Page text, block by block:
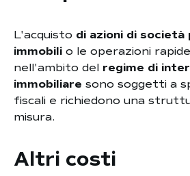
L'acquisto di azioni di
immobili o le operazioni
nell'ambito del regime di
immobiliare sono soggetti a
fiscali e richiedono una
misura.
Altri costi